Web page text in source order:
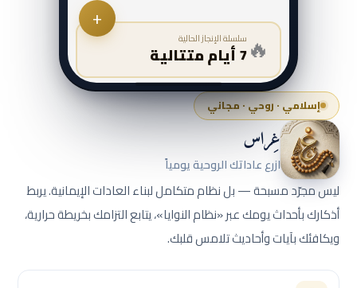
🔥سلسلة الإنجاز الحالية
7 أيام متتالية
+
إسلامي · روحي · مجاني
غِراس
ازرع عاداتك الروحية يومياً
ليس مجرّد مسبحة — بل نظام متكامل لبناء العادات الإيمانية. يربط
أذكارك بأحداث يومك عبر «نظام النوايا»، يتابع التزامك بخريطة حرارية،
ويكافئك بآيات وأحاديث تلامس قلبك.